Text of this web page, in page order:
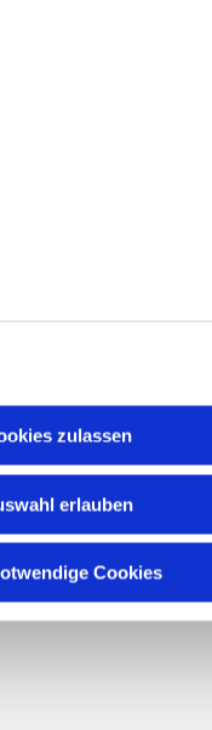
zulassen
erlauben
Cookies
|
ChurchDesk-